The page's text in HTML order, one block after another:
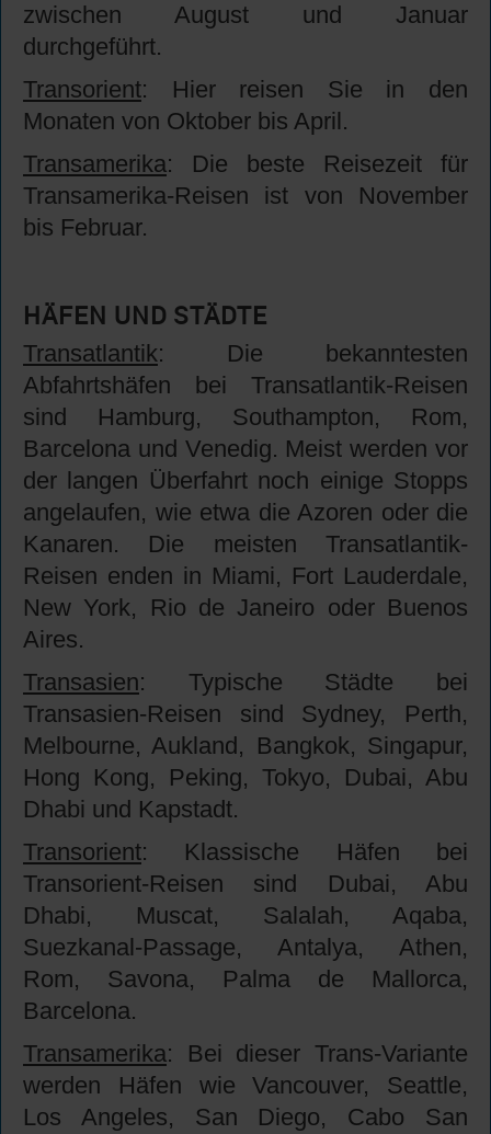
zwischen August und Januar
durchgeführt.
Transorient: Hier reisen Sie in den
Monaten von Oktober bis April.
Transamerika: Die beste Reisezeit für
Transamerika-Reisen ist von November
bis Februar.
HÄFEN UND STÄDTE
Transatlantik: Die bekanntesten
Abfahrtshäfen bei Transatlantik-Reisen
sind Hamburg, Southampton, Rom,
Barcelona und Venedig. Meist werden vor
der langen Überfahrt noch einige Stopps
angelaufen, wie etwa die Azoren oder die
Kanaren. Die meisten Transatlantik-
Reisen enden in Miami, Fort Lauderdale,
New York, Rio de Janeiro oder Buenos
Aires.
Transasien: Typische Städte bei
Transasien-Reisen sind Sydney, Perth,
Melbourne, Aukland, Bangkok, Singapur,
Hong Kong, Peking, Tokyo, Dubai, Abu
Dhabi und Kapstadt.
Transorient: Klassische Häfen bei
Transorient-Reisen sind Dubai, Abu
Dhabi, Muscat, Salalah, Aqaba,
Suezkanal-Passage, Antalya, Athen,
Rom, Savona, Palma de Mallorca,
Barcelona.
Transamerika: Bei dieser Trans-Variante
werden Häfen wie Vancouver, Seattle,
Los Angeles, San Diego, Cabo San